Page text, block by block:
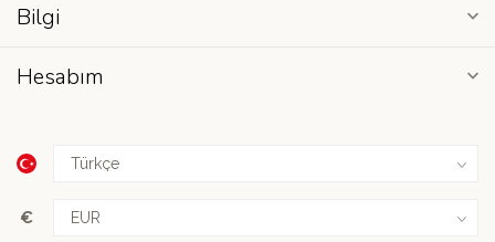
Bilgi
Hesabım
€